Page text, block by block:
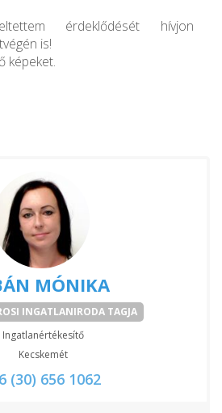
érdeklődését hívjon
is!
képeket.
MÓNIKA
INGATLANIRODA TAGJA
Ingatlanértékesítő
Kecskemét
(30) 656 1062